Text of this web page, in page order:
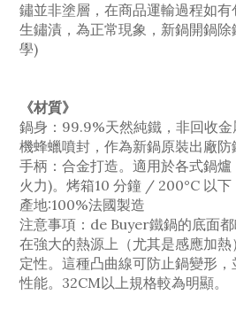
鏽並非塗層，在商品運輸過程如
生鏽漬，為正常現象，新鍋開鍋
學)
《材質》
鍋身：99.9%天然純鐵，非回收
機蜂蠟噴封，作為新鍋原裝出廠防
手柄：合金打造。適用於各式鍋
火力)。烤箱10 分鐘 / 200°C 以下
產地:100%法國製造
注意事項：de Buyer鐵鍋的底面
在強大的熱源上（尤其是感應加
定性。這種凸曲線可防止鍋變形
性能。32CM以上規格較為明顯。